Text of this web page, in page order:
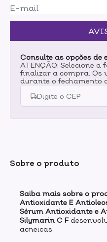
Previne inflamações
Modo de uso:
Aplicar uma vez ao dia,
previamente limpa e
palma da mão. Usando a
sobre o rosto, pescoço e
Consulte as opções de
ATENÇÃO: Selecione
finalizar a compra. Os
durante o fechamento
Sobre o produto
Saiba mais sobre o
Antioxidante E
Sérum Antioxidante e
Silymarin C F
acneicas.